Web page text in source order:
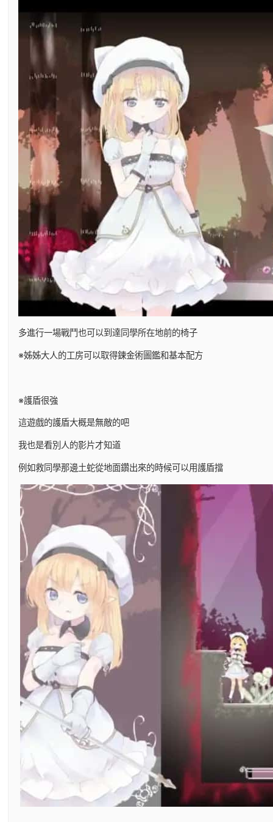
多進行一場戰鬥也可以到達同學所在地前的椅子
※姊姊大人的工房可以取得鍊金術圖鑑和基本配方
※護盾很強
這遊戲的護盾大概是無敵的吧
我也是看別人的影片才知道
例如救同學那邊土蛇從地面鑽出來的時候可以用護盾擋